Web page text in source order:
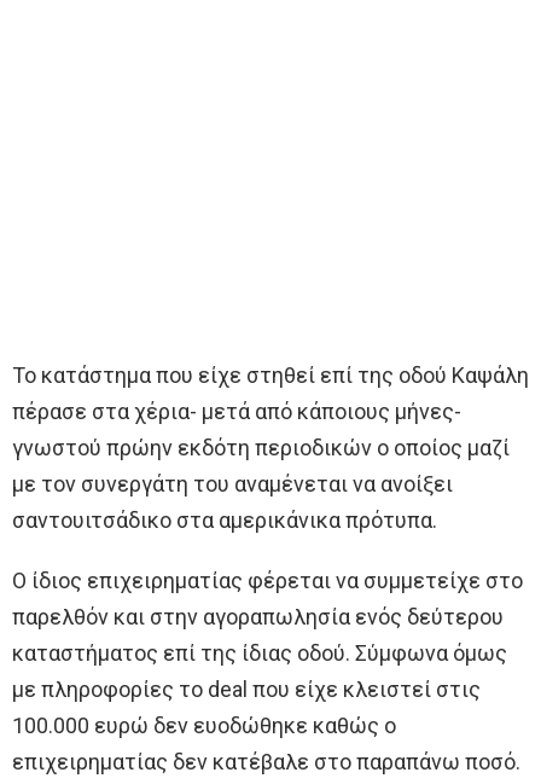
Το κατάστημα που είχε στηθεί επί της οδού Καψάλη
πέρασε στα χέρια- μετά από κάποιους μήνες-
γνωστού πρώην εκδότη περιοδικών ο οποίος μαζί
με τον συνεργάτη του αναμένεται να ανοίξει
σαντουιτσάδικο στα αμερικάνικα πρότυπα.
Ο ίδιος επιχειρηματίας φέρεται να συμμετείχε στο
παρελθόν και στην αγοραπωλησία ενός δεύτερου
καταστήματος επί της ίδιας οδού. Σύμφωνα όμως
με πληροφορίες το deal που είχε κλειστεί στις
100.000 ευρώ δεν ευοδώθηκε καθώς ο
επιχειρηματίας δεν κατέβαλε στο παραπάνω ποσό.